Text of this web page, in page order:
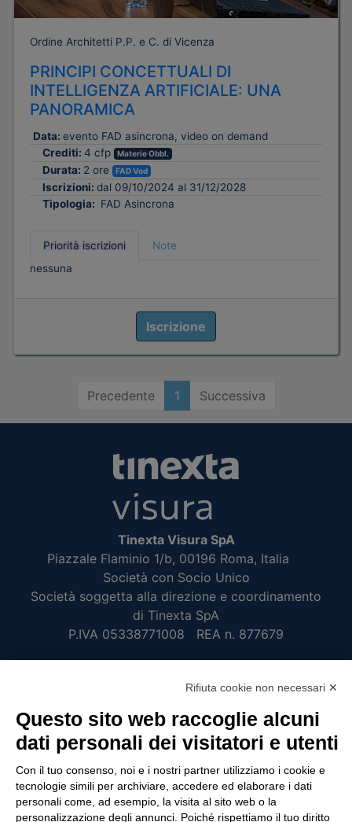
Ordine Architetti P.P. e C. di Vicenza
PRINCIPI CONCETTUALI DI
INTELLIGENZA ARTIFICIALE: UNA
PANORAMICA
Data: evento FAD asincrona, video on demand
Crediti: 4 cfp Materie Obbl.
Durata: 2 ore FAD Vod
Iscrizioni: dal 09/10/2024 al 31/12/2028
Tipologia: FAD Asincrona
Priorità iscrizioni
Note
nessuna
Iscrizione
Precedente 1 Successiva
Tinexta Visura SpA
Piazzale Flaminio 1/b, 00196 Roma, Italia
Società con Socio Unico
Società soggetta alla direzione e coordinamento
di Tinexta SpA
P.IVA 05338771008 REA n. 877679
UTILITÀ
Recupero Password
Verifica attestato di presenza
POLICIES AND TERMS
Informativa cookie
Rifiuta cookie non necessari ✕
Questo sito web raccoglie alcuni
dati personali dei visitatori e utenti
Con il tuo consenso, noi e i nostri partner utilizziamo i cookie e
tecnologie simili per archiviare, accedere ed elaborare i dati
personali come, ad esempio, la visita al sito web o la
personalizzazione degli annunci. Poiché rispettiamo il tuo diritto